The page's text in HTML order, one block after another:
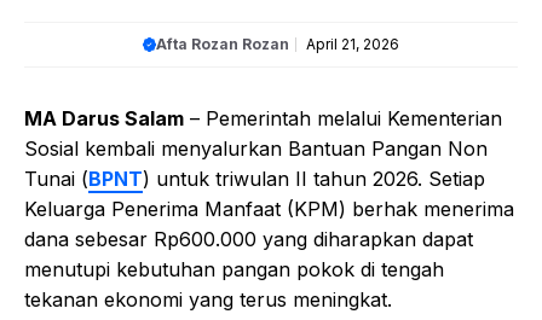
Afta Rozan Rozan April 21, 2026
MA Darus Salam – Pemerintah melalui Kementerian
Sosial kembali menyalurkan Bantuan Pangan Non
Tunai (BPNT) untuk triwulan II tahun 2026. Setiap
Keluarga Penerima Manfaat (KPM) berhak menerima
dana sebesar Rp600.000 yang diharapkan dapat
menutupi kebutuhan pangan pokok di tengah
tekanan ekonomi yang terus meningkat.